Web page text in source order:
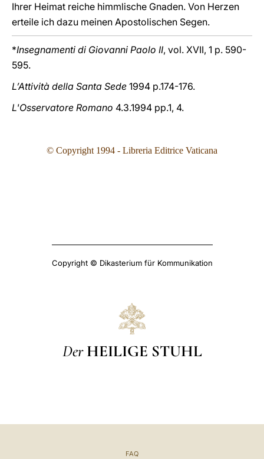
Ihrer Heimat reiche himmlische Gnaden. Von Herzen
erteile ich dazu meinen Apostolischen Segen.
*Insegnamenti di Giovanni Paolo II, vol. XVII, 1 p. 590-
595.
L’Attività della Santa Sede 1994 p.174-176.
L'Osservatore Romano 4.3.1994 pp.1, 4.
© Copyright 1994 - Libreria Editrice Vaticana
Copyright © Dikasterium für Kommunikation
Der HEILIGE STUHL
FAQ